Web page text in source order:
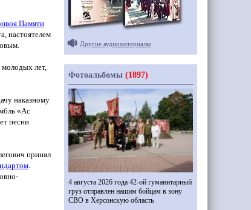
Памяти
настоятелем
лет,
наказному
«Ас
песни
принял
.
Другие аудиоматериалы
Фотоальбомы (1897)
4 августа 2026 года 42-ой гуманитарный
груз отправлен нашим бойцам в зону
СВО в Херсонскую область